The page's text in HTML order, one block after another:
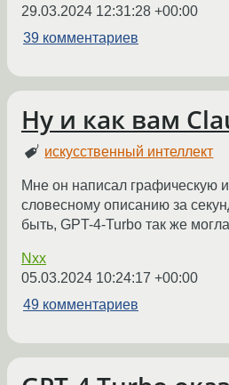
29.03.2024 12:31:28 +00:00
39 комментариев
Ну и как вам
искусственный интеллект
Мне он написал графическую
словесному описанию за
быть, GPT-4-Turbo так же
Nxx
05.03.2024 10:24:17 +00:00
49 комментариев